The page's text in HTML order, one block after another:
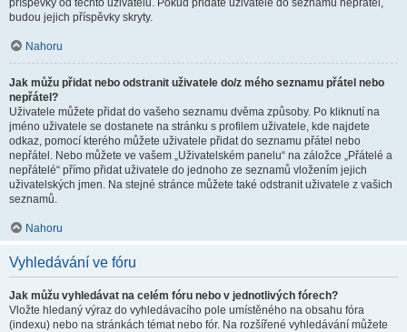
příspěvky od těchto uživatelů. Pokud přidáte uživatele do seznamu nepřátel,
budou jejich příspěvky skryty.
Nahoru
Jak můžu přidat nebo odstranit uživatele do/z mého seznamu přátel nebo
nepřátel?
Uživatele můžete přidat do vašeho seznamu dvěma způsoby. Po kliknutí na
jméno uživatele se dostanete na stránku s profilem uživatele, kde najdete
odkaz, pomocí kterého můžete uživatele přidat do seznamu přátel nebo
nepřátel. Nebo můžete ve vašem „Uživatelském panelu“ na záložce „Přátelé a
nepřátelé“ přímo přidat uživatele do jednoho ze seznamů vložením jejich
uživatelských jmen. Na stejné stránce můžete také odstranit uživatele z vašich
seznamů.
Nahoru
Vyhledávání ve fóru
Jak můžu vyhledávat na celém fóru nebo v jednotlivých fórech?
Vložte hledaný výraz do vyhledávacího pole umístěného na obsahu fóra
(indexu) nebo na stránkách témat nebo fór. Na rozšířené vyhledávání můžete